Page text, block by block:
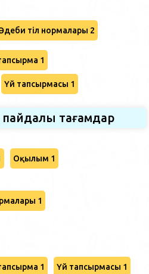
тіл нормалары 2
1
Үй тапсырмасы 1
тағамдар
Оқылым 1
1
1 Үй тапсырмасы 1